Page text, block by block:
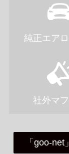
純正エア
社外マ
「goo-